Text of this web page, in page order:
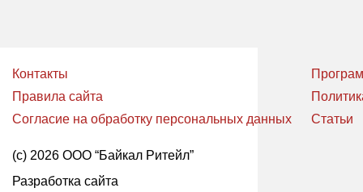
Контакты
Правила сайта
Согласие на обработку персональных данных
Статьи
(с) 2026 ООО “Байкал Ритейл”
Разработка сайта